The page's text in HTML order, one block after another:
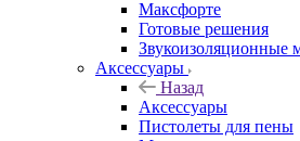
Максфорте
Готовые решения
Звукоизоляционные
Аксессуары
Назад
Аксессуары
Пистолеты для пены